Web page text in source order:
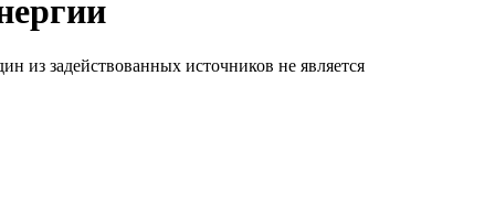
из задействованных источников не является